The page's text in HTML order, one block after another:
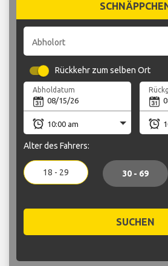
Abholort
Rückkehr zum selben Ort
Abholdatum
Alter des Fahrers:
18 - 29 30 - 69
SUCHEN